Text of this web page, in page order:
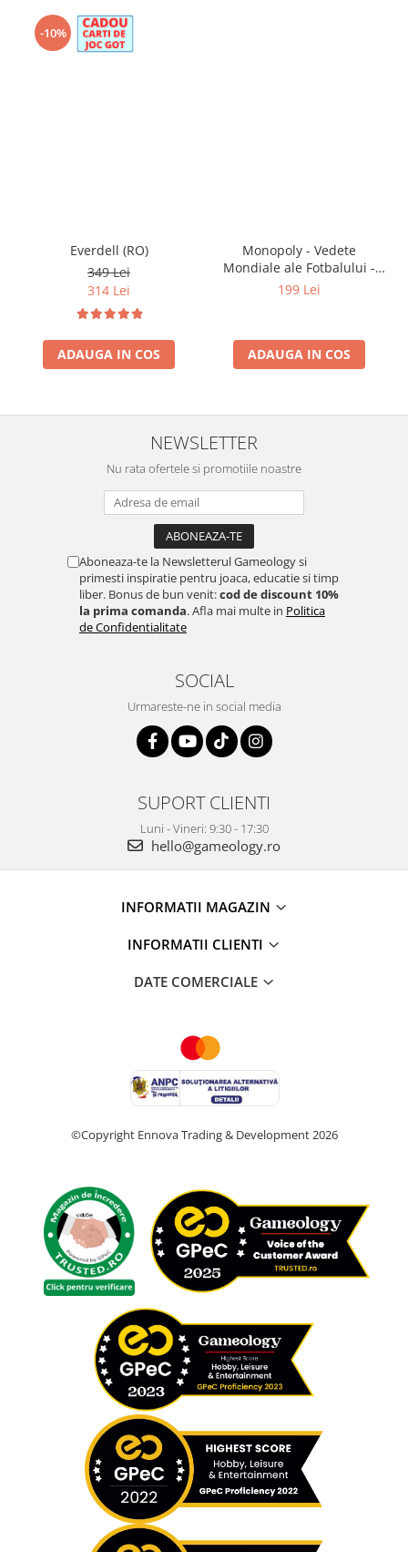
-10%
Everdell (RO)
349 Lei
314 Lei
ADAUGA IN COS
Monopoly - Vedete
Mondiale ale Fotbalului -
World Football Stars (EN)
199 Lei
ADAUGA IN COS
NEWSLETTER
Nu rata ofertele si promotiile noastre
Aboneaza-te la Newsletterul Gameology si
primesti inspiratie pentru joaca, educatie si timp
liber. Bonus de bun venit:cod de discount 10%
la prima comanda. Afla mai multe in Politica
de Confidentialitate
SOCIAL
Urmareste-ne in social media
SUPORT CLIENTI
Luni - Vineri: 9:30 - 17:30
hello@gameology.ro
INFORMATII MAGAZIN
INFORMATII CLIENTI
DATE COMERCIALE
©Copyright Ennova Trading & Development 2026